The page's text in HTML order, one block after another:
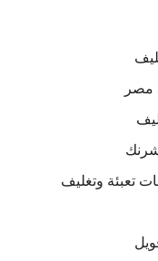
مصر
تعبئة وتغليف